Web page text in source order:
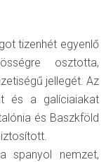
tizenhét egyenlő
osztotta,
jellegét. Az
és a galíciaiakat
és Baszkföld
spanyol nemzet,